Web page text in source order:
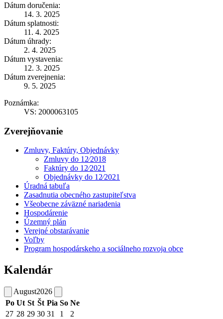
Dátum doručenia:
14. 3. 2025
Dátum splatnosti:
11. 4. 2025
Dátum úhrady:
2. 4. 2025
Dátum vystavenia:
12. 3. 2025
Dátum zverejnenia:
9. 5. 2025
Poznámka:
VS: 2000063105
Zverejňovanie
Zmluvy, Faktúry, Objednávky
Zmluvy do 12⁄2018
Faktúry do 12⁄2021
Objednávky do 12⁄2021
Úradná tabuľa
Zasadnutia obecného zastupiteľstva
Všeobecne záväzné nariadenia
Hospodárenie
Územný plán
Verejné obstarávanie
Voľby
Program hospodárskeho a sociálneho rozvoja obce
Kalendár
August2026
Po Ut St Št Pia So Ne
27 28 29 30 31 1
2